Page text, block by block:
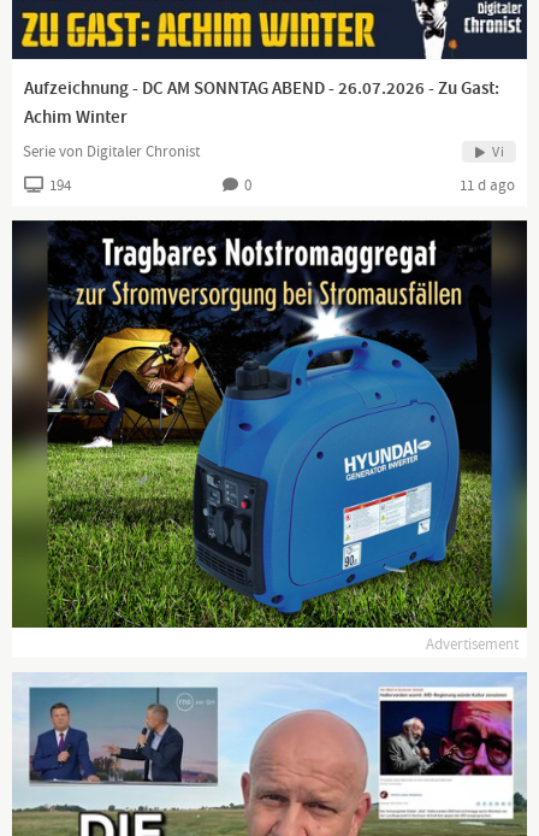
Aufzeichnung - DC AM SONNTAG ABEND - 26.07.2026 - Zu Gast:
Achim Winter
Serie von Digitaler Chronist Vi
194 0 11 d ago
Advertisement